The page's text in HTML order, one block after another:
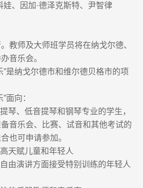
娃、因加 ·德泽克斯特、尹智律
教师及大师班学员将在纳戈尔德、
音乐会。
”是纳戈尔德市和维尔德贝格市的项
”面向：
琴、低音提琴和钢琴专业的学生，
音乐会、比赛、试音和其他考试的
也可申请参加。
天赋儿童和年轻人
由演讲方面接受特别训练的年轻人